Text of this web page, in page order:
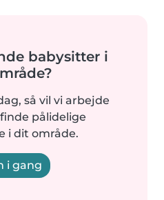
babysitter i
så vil vi arbejde
pålidelige
i dit område.
i gang